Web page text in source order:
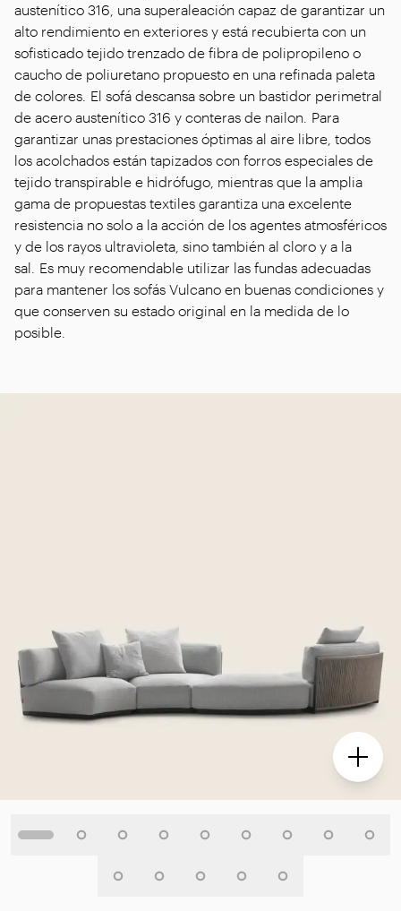
austenítico 316, una superaleación capaz de garantizar un
alto rendimiento en exteriores y está recubierta con un
sofisticado tejido trenzado de fibra de polipropileno o
caucho de poliuretano propuesto en una refinada paleta
de colores. El sofá descansa sobre un bastidor perimetral
de acero austenítico 316 y conteras de nailon. Para
garantizar unas prestaciones óptimas al aire libre, todos
los acolchados están tapizados con forros especiales de
tejido transpirable e hidrófugo, mientras que la amplia
gama de propuestas textiles garantiza una excelente
resistencia no solo a la acción de los agentes atmosféricos
y de los rayos ultravioleta, sino también al cloro y a la
sal. Es muy recomendable utilizar las fundas adecuadas
para mantener los sofás Vulcano en buenas condiciones y
que conserven su estado original en la medida de lo
posible.